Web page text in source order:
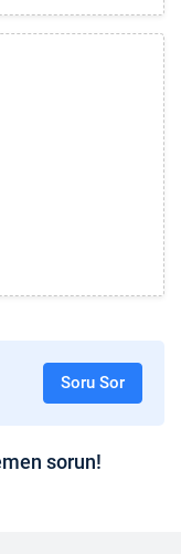
Soru Sor
sorun!